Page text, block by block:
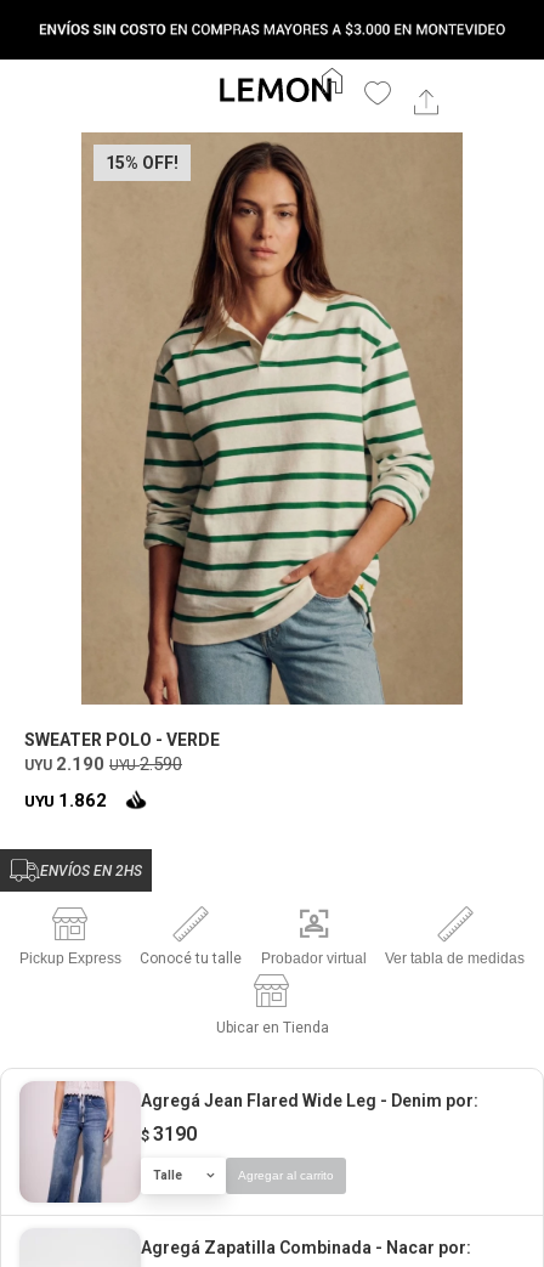
home
15
SWEATER POLO - VERDE
UYU 2.190 UYU 2.590
UYU 1.862
ENVÍOS EN 2HS
Pickup Express Conocé tu talle Probador virtual Ver tabla de medidas
Ubicar en Tienda
Agregá Jean Flared Wide Leg - Denim por:
$ 3190
Talle Agregar al carrito
Agregá Zapatilla Combinada - Nacar por: